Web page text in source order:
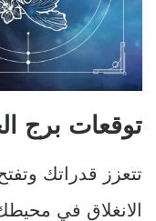
توقعات برج
تتعزز قدراتك
الانغلاق في